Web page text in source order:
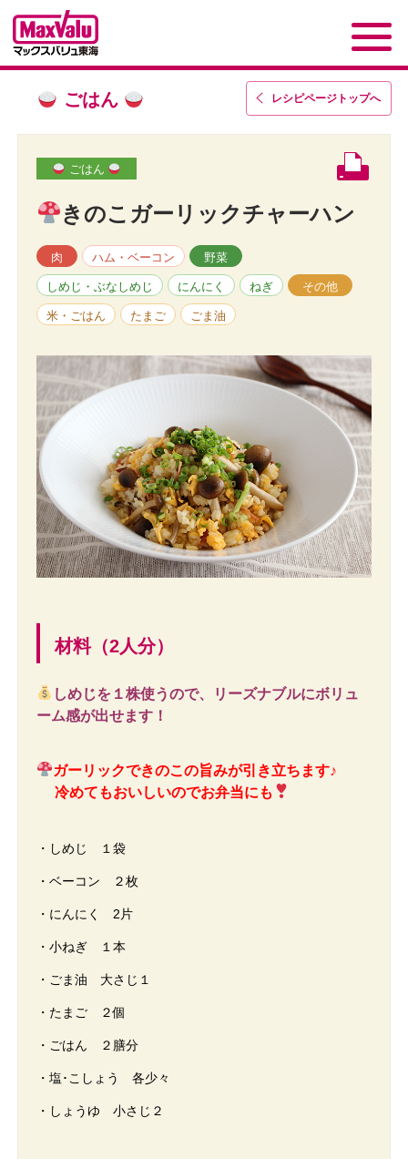
レシピページトップへ
ごはん
ごはん
きのこガーリックチャーハン
肉 ハム・ベーコン 野菜
しめじ・ぶなしめじ にんにく ねぎ その他
米・ごはん たまご ごま油
材料（2人分）
しめじを１株使うので、リーズナブルにボリュ
ーム感が出せます！
ガーリックできのこの旨みが引き立ちます♪
冷めてもおいしいのでお弁当にも
・しめじ １袋
・ベーコン ２枚
・にんにく 2片
・小ねぎ １本
・ごま油 大さじ１
・たまご ２個
・ごはん ２膳分
・塩･こしょう 各少々
・しょうゆ 小さじ２